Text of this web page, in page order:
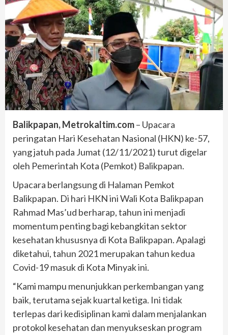
Balikpapan, Metrokaltim.com– Upacara
peringatan Hari Kesehatan Nasional (HKN) ke-57,
yang jatuh pada Jumat (12/11/2021) turut digelar
oleh Pemerintah Kota (Pemkot) Balikpapan.
Upacara berlangsung di Halaman Pemkot
Balikpapan. Di hari HKN ini Wali Kota Balikpapan
Rahmad Mas’ud berharap, tahun ini menjadi
momentum penting bagi kebangkitan sektor
kesehatan khususnya di Kota Balikpapan. Apalagi
diketahui, tahun 2021 merupakan tahun kedua
Covid-19 masuk di Kota Minyak ini.
“Kami mampu menunjukkan perkembangan yang
baik, terutama sejak kuartal ketiga. Ini tidak
terlepas dari kedisiplinan kami dalam menjalankan
protokol kesehatan dan menyukseskan program